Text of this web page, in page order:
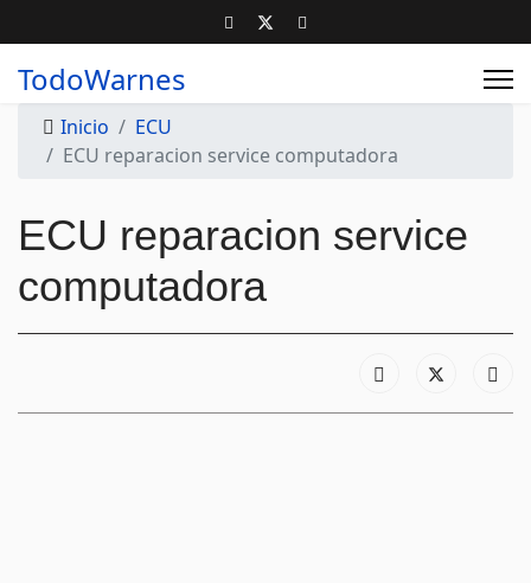
TodoWarnes
Inicio
ECU
ECU reparacion service computadora
ECU reparacion service
computadora